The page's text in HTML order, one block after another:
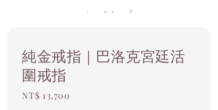
1 / 2
純金戒指｜巴洛克宮廷活
圍戒指
Regular
NT$ 13,700